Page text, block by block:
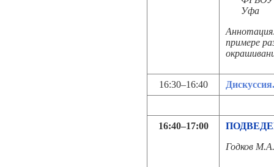
Уфа
примере
16:30–16:40
16:40–17:00
Годков